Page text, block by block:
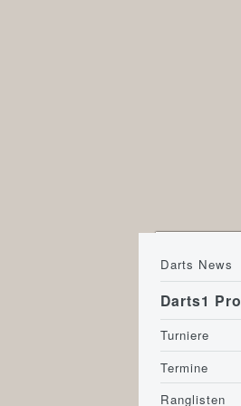
Darts News
Darts1 Pro
Turniere
Termine
Ranglisten